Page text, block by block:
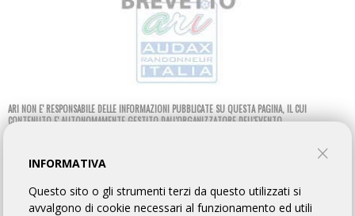
ARI NON E' RESPONSABILE DELLE INFORMAZIONI PUBBLICATE SU QUESTA PAGINA, IL CUI
CONTENUTO E' AUTONOMAMENTE GESTITO DALL'ORGANIZZATORE DELL'EVENTO.
IL GIRO DELL'ETNA - RANDONNÈE:
OMOLOGATI
INFORMATIVA
Questo sito o gli strumenti terzi da questo utilizzati si
avvalgono di cookie necessari al funzionamento ed utili